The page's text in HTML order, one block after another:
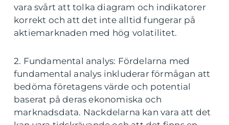
vara svårt att tolka diagram och indikatorer
korrekt och att det inte alltid fungerar på
aktiemarknaden med hög volatilitet.
2. Fundamental analys: Fördelarna med
fundamental analys inkluderar förmågan att
bedöma företagens värde och potential
baserat på deras ekonomiska och
marknadsdata. Nackdelarna kan vara att det